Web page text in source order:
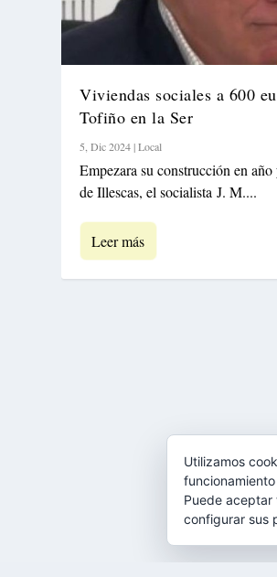
Viviendas sociales a 600
Tofiño en la Ser
5, Dic 2024|Local
Empezara su construcción en
de Illescas, el socialista J. M....
Leer más
Utilizamos
Puede aceptar
configurar sus